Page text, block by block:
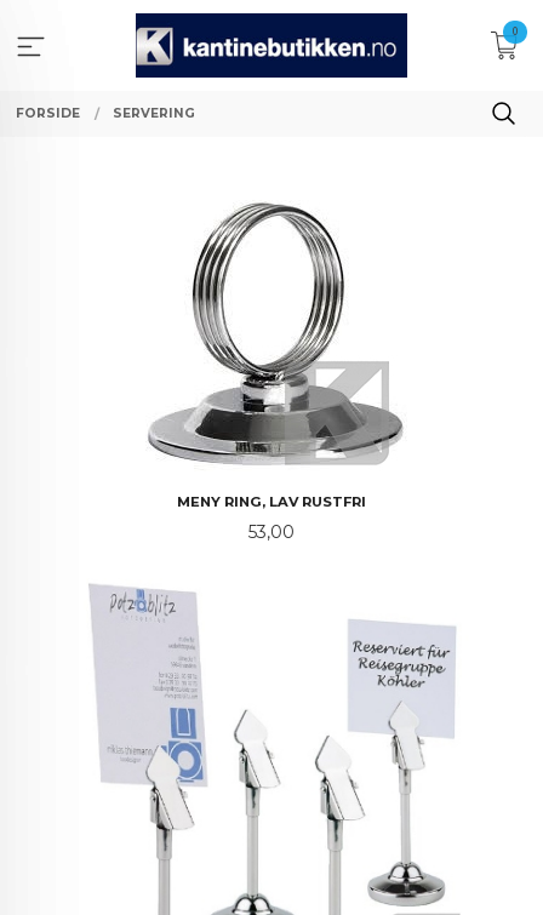
innholdet
0
FORSIDE SERVERING
MENY RING, LAV RUSTFRI
Pris
53,00